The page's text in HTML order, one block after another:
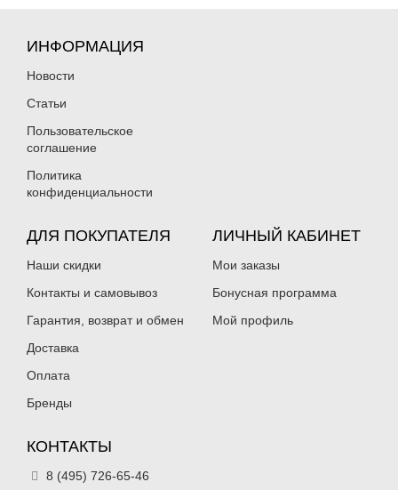
ИНФОРМАЦИЯ
Новости
Статьи
Пользовательское
соглашение
Политика
конфиденциальности
ДЛЯ ПОКУПАТЕЛЯ
Наши скидки
Контакты и самовывоз
Гарантия, возврат и обмен
Доставка
Оплата
Бренды
ЛИЧНЫЙ КАБИНЕТ
Мои заказы
Бонусная программа
Мой профиль
КОНТАКТЫ
8 (495) 726-65-46